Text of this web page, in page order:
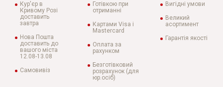
Кур'єр в
Кривому Розі
доставить
завтра
Нова Пошта
доставить до
вашого міста
12.08-13.08
Самовивіз
Готівкою при
отриманні
Картами Visa і
Mastercard
Оплата за
рахунком
Безготівковий
розрахунок (для
юр.осіб)
Вигідні умови
Великий
асортимент
Гарантія якості